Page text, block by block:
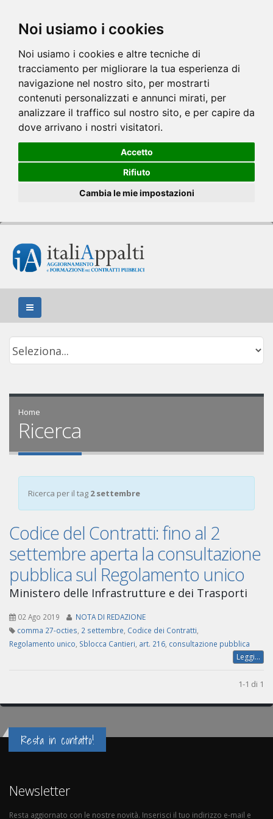
Noi usiamo i cookies
Noi usiamo i cookies e altre tecniche di
tracciamento per migliorare la tua esperienza di
navigazione nel nostro sito, per mostrarti
contenuti personalizzati e annunci mirati, per
analizzare il traffico sul nostro sito, e per capire da
dove arrivano i nostri visitatori.
Accetto
Rifiuto
Cambia le mie impostazioni
Home
Ricerca
Ricerca per il tag 2 settembre
Codice del Contratti: fino al 2
settembre aperta la consultazione
pubblica sul Regolamento unico
Ministero delle Infrastrutture e dei Trasporti
02 Ago 2019
NOTA DI REDAZIONE
comma 27-octies 2 settembre Codice dei Contratti
Regolamento unico Sblocca Cantieri art. 216 consultazione pubblica
Leggi...
1-1 di 1
Resta in contatto!
Newsletter
Resta aggiornato con le nostre novità. Inserisci il tuo indirizzo e-mail e